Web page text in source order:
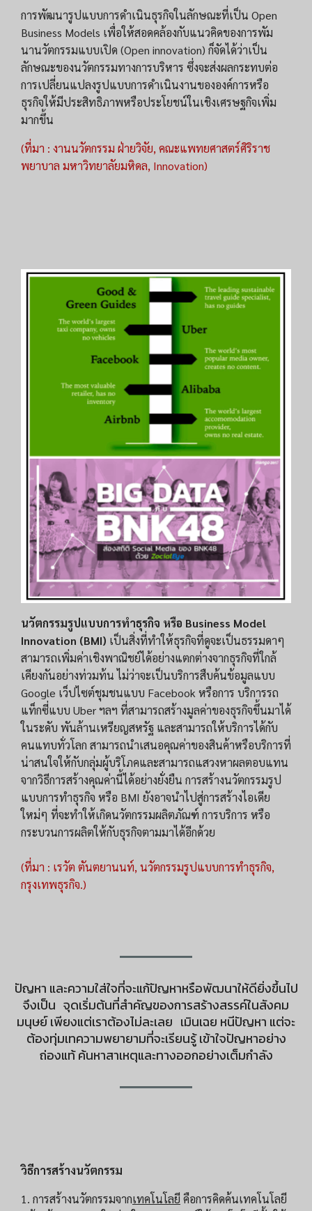
การพัฒนารูปแบบการดำเนินธุรกิจในลักษณะที่เป็น Open
Business Models เพื่อให้สอดคล้องกับแนวคิดของการพัม
นานวัตกรรมแบบเปิด (Open innovation) ก็จัดได้ว่าเป็น
ลักษณะของนวัตกรรมทางการบริหาร ซึ่งจะส่งผลกระทบต่อ
การเปลี่ยนแปลงรูปแบบการดำเนินงานขององค์การหรือ
ธุรกิจให้มีประสิทธิภาพหรือประโยชน์ในเชิงเศรษฐกิจเพิ่ม
มากขึ้น
(ที่มา : งานนวัตกรรม ฝ่ายวิจัย, คณะแพทยศาสตร์ศิริราช
พยาบาล มหาวิทยาลัยมหิดล, Innovation)
นวัตกรรมรูปแบบการทำธุรกิจ หรือ Business Model
Innovation (BMI) เป็นสิ่งที่ทำให้ธุรกิจที่ดูจะเป็นธรรมดาๆ
สามารถเพิ่มค่าเชิงพาณิชย์ได้อย่างแตกต่างจากธุรกิจที่ใกล้
เคียงกันอย่างท่วมท้น ไม่ว่าจะเป็นบริการสืบค้นข้อมูลแบบ
Google เว็ปไซต์ชุมชนแบบ Facebook หรือการ บริการรถ
แท็กซี่แบบ Uber ฯลฯ ที่สามารถสร้างมูลค่าของธุรกิจขึ้นมาได้
ในระดับ พันล้านเหรียญสหรัฐ และสามารถให้บริการได้กับ
คนแทบทั่วโลก สามารถนำเสนอคุณค่าของสินค้าหรือบริการที่
น่าสนใจให้กับกลุ่มผู้บริโภคและสามารถแสวงหาผลตอบแทน
จากวิธีการสร้างคุณค่านี้ได้อย่างยั่งยืน การสร้างนวัตกรรมรูป
แบบการทำธุรกิจ หรือ BMI ยังอาจนำไปสู่การสร้างไอเดีย
ใหม่ๆ ที่จะทำให้เกิดนวัตกรรมผลิตภัณฑ์ การบริการ หรือ
กระบวนการผลิตให้กับธุรกิจตามมาได้อีกด้วย
(ที่มา : เรวัต ตันตยานนท์, นวัตกรรมรูปแบบการทำธุรกิจ,
กรุงเทพธุรกิจ.)
ปัญหา และความใส่ใจที่จะแก้ปัญหาหรือพัฒนาให้ดียิ่งขึ้นไป
จึงเป็น จุดเริ่มต้นที่สำคัญของการสร้างสรรค์ในสังคม
มนุษย์ เพียงแต่เราต้องไม่ละเลย เมินเฉย หนีปัญหา แต่จะ
ต้องทุ่มเทความพยายามที่จะเรียนรู้ เข้าใจปัญหาอย่าง
ถ่องแท้ ค้นหาสาเหตุและทางออกอย่างเต็มกำลัง
วิธีการสร้างนวัตกรรม
1. การสร้างนวัตกรรมจากเทคโนโลยี คือการคิดค้นเทคโนโลยี